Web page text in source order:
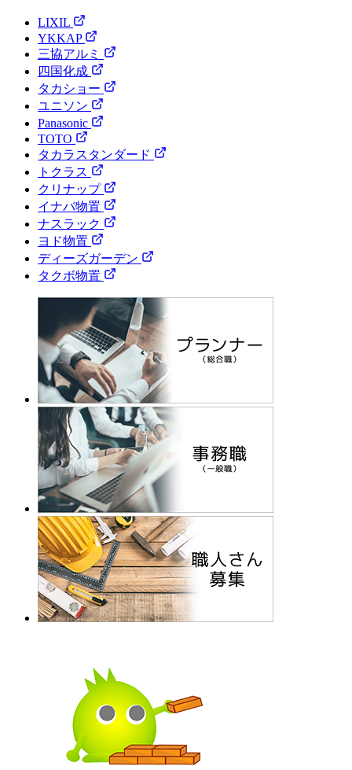
LIXIL
YKKAP
三協アルミ
四国化成
タカショー
ユニソン
Panasonic
TOTO
タカラスタンダード
トクラス
クリナップ
イナバ物置
ナスラック
ヨド物置
ディーズガーデン
タクボ物置